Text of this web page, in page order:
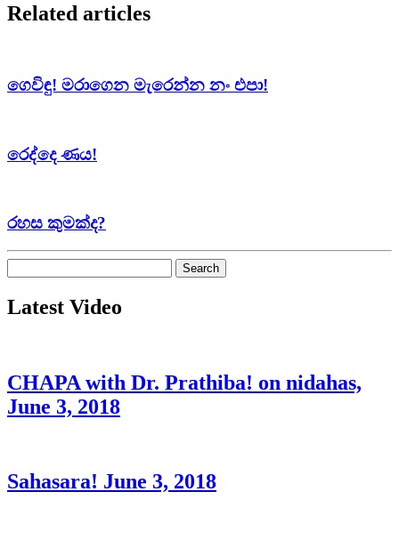
Related articles
ගෙවිඳු! මරාගෙන මැරෙන්න නං එපා!
රෙද්දෙ ණය!
රහස කුමක්ද?
for:
Latest Video
CHAPA with Dr. Prathiba! on nidahas,
June 3, 2018
Sahasara! June 3, 2018